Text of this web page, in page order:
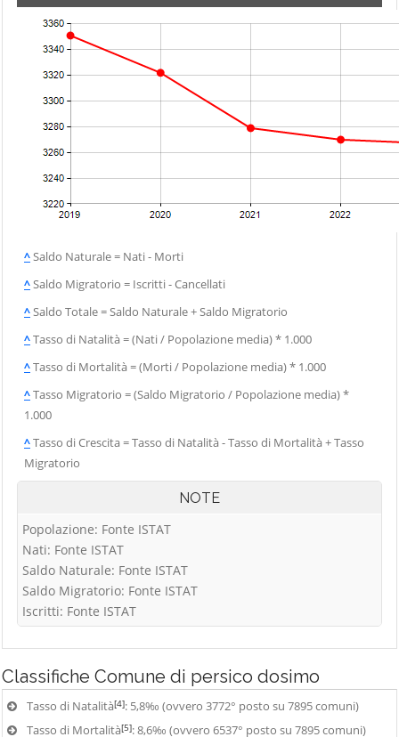
^Saldo Naturale = Nati - Morti
^Saldo Migratorio = Iscritti - Cancellati
^Saldo Totale = Saldo Naturale + Saldo Migratorio
^Tasso di Natalità = (Nati / Popolazione media) * 1.000
^Tasso di Mortalità = (Morti / Popolazione media) * 1.000
^Tasso Migratorio = (Saldo Migratorio / Popolazione media) *
1.000
^Tasso di Crescita = Tasso di Natalità - Tasso di Mortalità + Tasso
Migratorio
NOTE
Popolazione: Fonte ISTAT
Nati: Fonte ISTAT
Saldo Naturale: Fonte ISTAT
Saldo Migratorio: Fonte ISTAT
Iscritti: Fonte ISTAT
Classifiche Comune di persico dosimo
Tasso di Natalità[4]: 5,8‰ (ovvero 3772° posto su 7895 comuni)
Tasso di Mortalità[5]: 8,6‰ (ovvero 6537° posto su 7895 comuni)